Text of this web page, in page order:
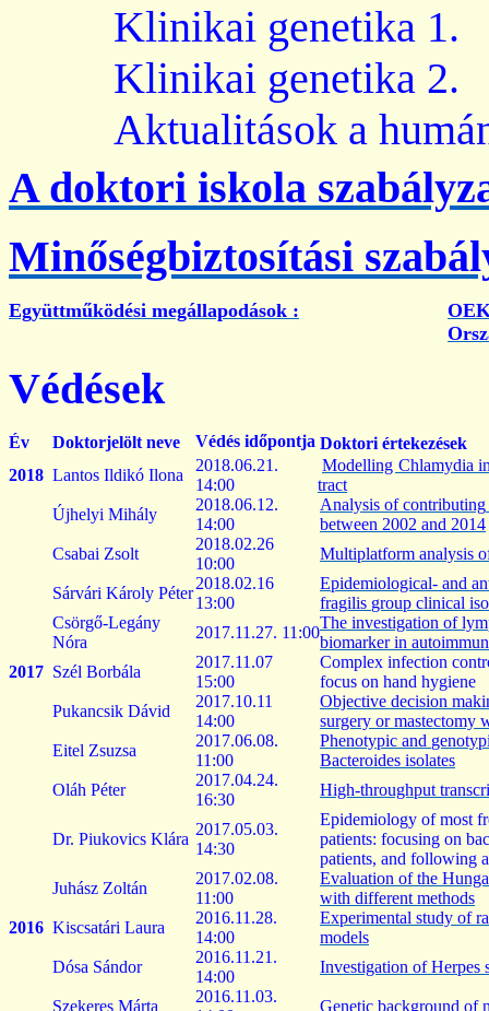
Klinikai genetika 1.
Klinikai genetika 2.
Aktualitások a
A doktori iskola
Minőségbiztosítási
Együttműködési megállapodások :
Védések
Év Doktorjelölt neve Védés időpontja Doktori értekezések
2018 Lantos Ildikó Ilona
2018.06.21.
14:00
Modelling Chlamydia
tract
Újhelyi Mihály
2018.06.12.
14:00
Analysis ofcontributing
between 2002 and 2014
Csabai Zsolt
2018.02.26
10:00
Multiplatform analysis
Sárvári Károly Péter
2018.02.16
13:00
Epidemiological- and
fragilis group clinical
Csörgő-Legány
Nóra
2017.11.27. 11:00
The investigation of
biomarkerin
2017 Szél Borbála
2017.11.07
15:00
Complex infection
focus on hand hygiene
Pukancsik Dávid
2017.10.11
14:00
Objective decision
surgery or mastectomy
Eitel Zsuzsa
2017.06.08.
11:00
Phenotypic and
Bacteroides isolates
Oláh Péter
2017.04.24.
16:30
High-throughput
Dr. Piukovics Klára
2017.05.03.
14:30
Epidemiology of most
patients: focusing on
patients, and following
Juhász Zoltán
2017.02.08.
11:00
Evaluation ofthe
with different methods
2016 Kiscsatári Laura
2016.11.28.
14:00
Experimental study of
models
Dósa Sándor
2016.11.21.
14:00
Investigation ofHerpes
Szekeres Márta
2016.11.03.
Genetic background of